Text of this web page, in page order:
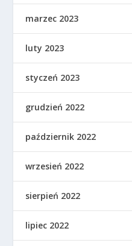
marzec 2023
luty 2023
styczeń 2023
grudzień 2022
październik 2022
wrzesień 2022
sierpień 2022
lipiec 2022